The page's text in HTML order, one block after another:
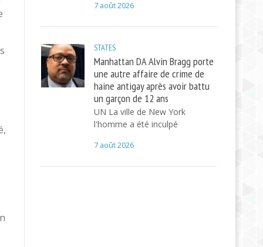
7 août 2026
STATES
Manhattan DA Alvin Bragg porte
une autre affaire de crime de
haine antigay après avoir battu
un garçon de 12 ans
UN La ville de New York
l'homme a été inculpé
7 août 2026